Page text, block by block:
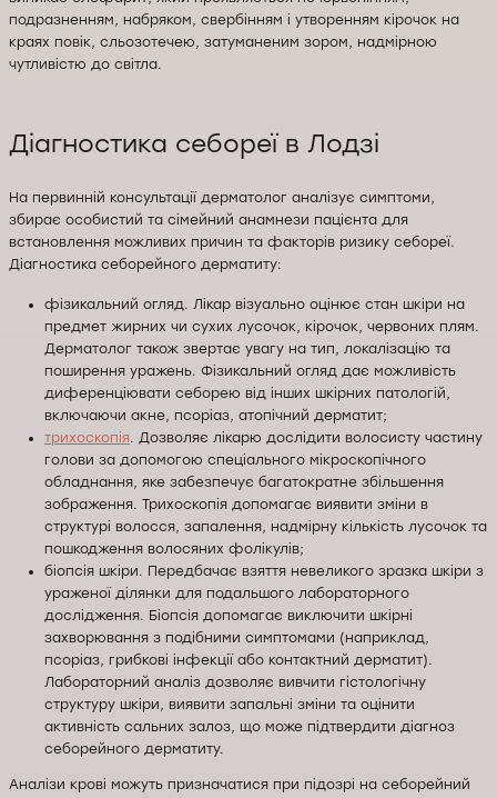
подразненням, набряком, свербінням і утворенням кірочок на
краях повік, сльозотечею, затуманеним зором, надмірною
чутливістю до світла.
Діагностика себореї в Лодзі
На первинній консультації дерматолог аналізує симптоми,
збирає особистий та сімейний анамнези пацієнта для
встановлення можливих причин та факторів ризику себореї.
Діагностика себорейного дерматиту:
фізикальний огляд. Лікар візуально оцінює стан шкіри на
предмет жирних чи сухих лусочок, кірочок, червоних плям.
Дерматолог також звертає увагу на тип, локалізацію та
поширення уражень. Фізикальний огляд дає можливість
диференціювати себорею від інших шкірних патологій,
включаючи акне, псоріаз, атопічний дерматит;
трихоскопія. Дозволяє лікарю дослідити волосисту частину
голови за допомогою спеціального мікроскопічного
обладнання, яке забезпечує багатократне збільшення
зображення. Трихоскопія допомагає виявити зміни в
структурі волосся, запалення, надмірну кількість лусочок та
пошкодження волосяних фолікулів;
біопсія шкіри. Передбачає взяття невеликого зразка шкіри з
ураженої ділянки для подальшого лабораторного
дослідження. Біопсія допомагає виключити шкірні
захворювання з подібними симптомами (наприклад,
псоріаз, грибкові інфекції або контактний дерматит).
Лабораторний аналіз дозволяє вивчити гістологічну
структуру шкіри, виявити запальні зміни та оцінити
активність сальних залоз, що може підтвердити діагноз
себорейного дерматиту.
Аналізи крові можуть призначатися при підозрі на себорейний